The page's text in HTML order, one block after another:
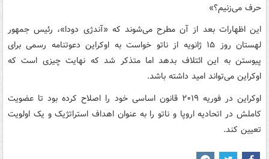
حرف می‌زنیم؟»
این اظهارات بعد از آن مطرح می‌شوند که «آندژی دودا»، رئیس جمهور
لهستان روز ۱۵ ژانویه از ناتو خواست به اوکراین دعوتنامه رسمی برای
پیوستن به این ائتلاف بدهد اما متذکر شد که نهایت چیزی است که
اوکراین می‌تواند امید داشته باشد.
اوکراین در فوریه ۲۰۱۹ قانون اساسی خود را اصلاح کرده بود تا عضویت
کاملش در اتحادیه اروپا و ناتو را به عنوان اهداف استراتژیک و یک اولویت
تعیین کند.